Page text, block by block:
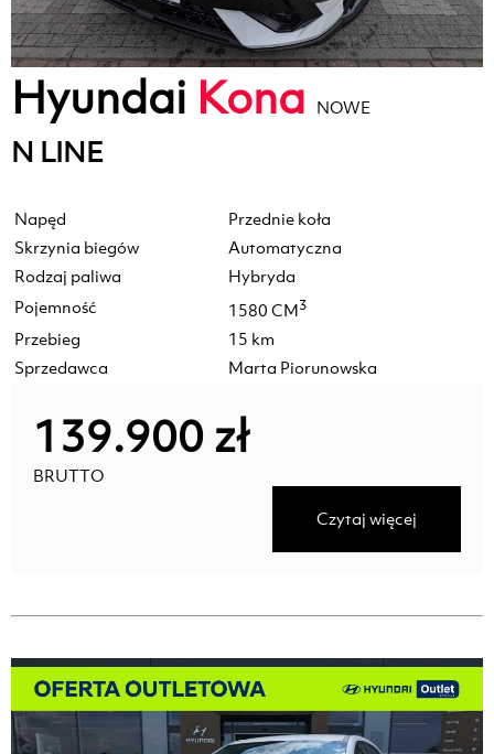
Hyundai Kona NOWE
N LINE
Napęd
Przednie koła
Skrzynia biegów
Automatyczna
Rodzaj paliwa
Hybryda
Pojemność
1580 CM3
Przebieg
15 km
Sprzedawca
Marta Piorunowska
139.900 zł
BRUTTO
Czytaj więcej